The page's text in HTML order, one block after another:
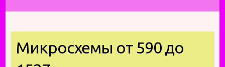
Микросхемы от 590 до